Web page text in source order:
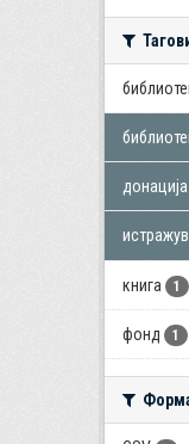
донација
книга 1
фонд 1